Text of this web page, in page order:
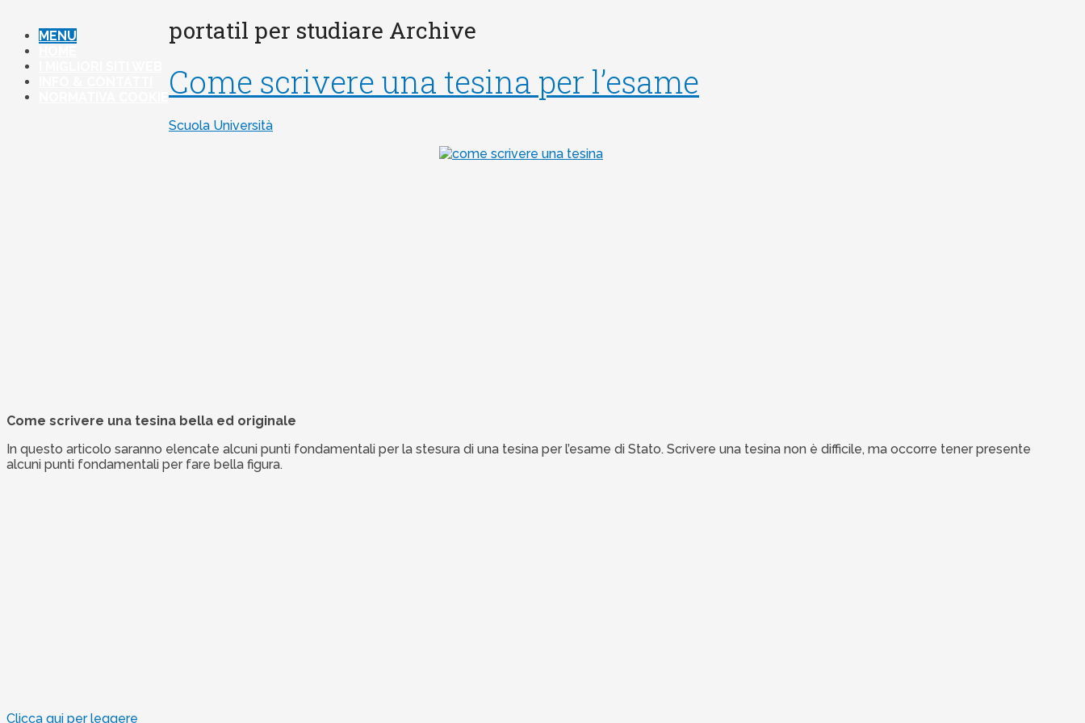
MENU
portatil per studiare Archive
Come scrivere una tesina per l’esame
Scuola Università
Come scrivere una tesina bella ed originale
In questo articolo saranno elencate alcuni punti fondamentali per la stesura di una tesina per l’esame di Stato. Scrivere una tesina non è difficile, ma occorre tener presente
alcuni punti fondamentali per fare bella figura.
Clicca qui per leggere